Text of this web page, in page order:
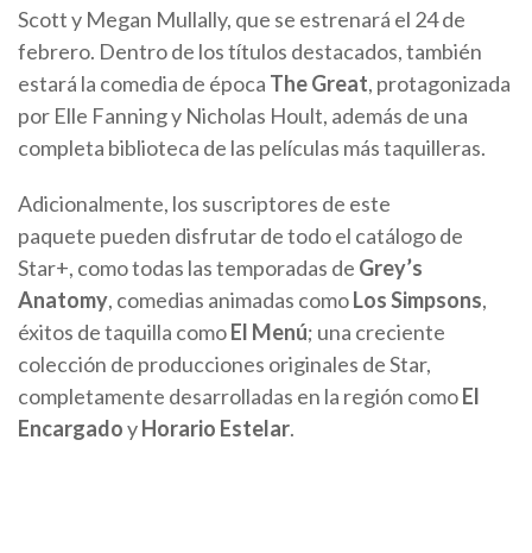
Scott y Megan Mullally, que se estrenará el 24 de
febrero. Dentro de los títulos destacados, también
estará la comedia de época The Great, protagonizada
por Elle Fanning y Nicholas Hoult, además de una
completa biblioteca de las películas más taquilleras.
Adicionalmente, los suscriptores de este
paquete pueden disfrutar de todo el catálogo de
Star+, como todas las temporadas de Grey’s
Anatomy, comedias animadas comoLos Simpsons,
éxitos de taquilla comoEl Menú; una creciente
colección de producciones originales de Star,
completamente desarrolladas en la región comoEl
EncargadoyHorario Estelar.